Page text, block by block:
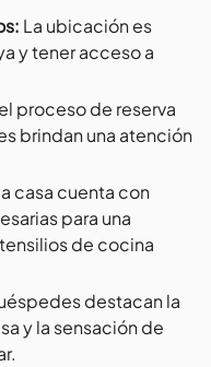
: La ubicación es
y tener acceso a
proceso de reserva
brindan una atención
casa cuenta con
para una
de cocina
destacan la
y la sensación de